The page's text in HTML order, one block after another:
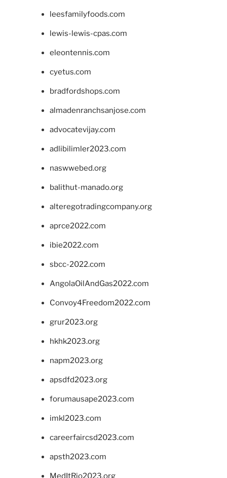
leesfamilyfoods.com
lewis-lewis-cpas.com
eleontennis.com
cyetus.com
bradfordshops.com
almadenranchsanjose.com
advocatevijay.com
adlibilimler2023.com
naswwebed.org
balithut-manado.org
alteregotradingcompany.org
aprce2022.com
ibie2022.com
sbcc-2022.com
AngolaOilAndGas2022.com
Convoy4Freedom2022.com
grur2023.org
hkhk2023.org
napm2023.org
apsdfd2023.org
forumausape2023.com
imkl2023.com
careerfaircsd2023.com
apsth2023.com
MedItRio2023.org